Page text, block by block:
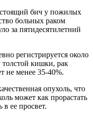
бич у пожилых
больных раком
за пятидесятилетний
регистрируется около
толстой кишки, рак
не менее 35-40%.
опухоль, что
может как прорастать
в ее просвет.